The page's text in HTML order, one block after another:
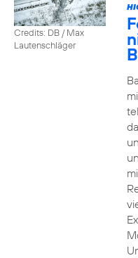
Credits: DB / Max
Lautenschläger